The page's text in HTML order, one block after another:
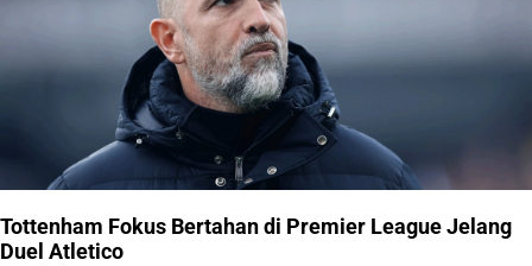
Tottenham Fokus Bertahan di Premier League Jelang
Duel Atletico